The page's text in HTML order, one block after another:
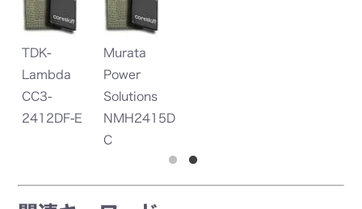
TDK-
Lambda
CC3-
2412DF-E
Murata
Power
Solutions
NMH2415D
C